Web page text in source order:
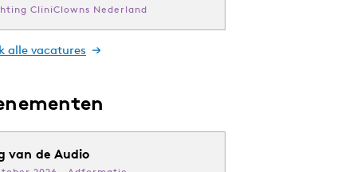
CliniClowns Nederland
alle vacatures
van de Audio